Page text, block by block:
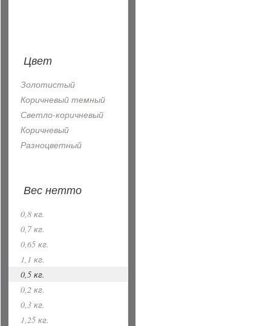
Цвет
Золотистый
Коричневый темный
Светло-коричневый
Коричневый
Разноцветный
Вес нетто
0,8 кг.
0,7 кг.
0,65 кг.
1,1 кг.
0,5 кг.
0,2 кг.
0,3 кг.
1,25 кг.